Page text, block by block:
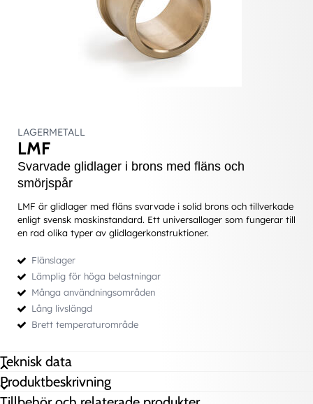
LAGERMETALL
LMF
Svarvade glidlager i brons med fläns och
smörjspår
LMF är glidlager med fläns svarvade i solid brons och tillverkade
enligt svensk maskinstandard. Ett universallager som fungerar till
en rad olika typer av glidlagerkonstruktioner.
Flänslager
Lämplig för höga belastningar
Många användningsområden
Lång livslängd
Brett temperaturområde
Teknisk data
Produktbeskrivning